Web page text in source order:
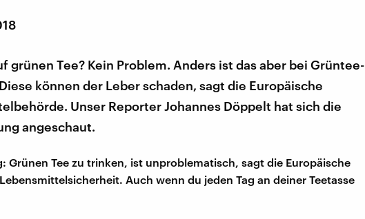
grünen Tee? Kein Problem. Anders ist das aber bei Grüntee-
können der Leber schaden, sagt die Europäische
Unser Reporter Johannes Döppelt hat sich die
angeschaut.
Grünen Tee zu trinken, ist unproblematisch, sagt die Europäische
Auch wenn du jeden Tag an deiner Teetasse